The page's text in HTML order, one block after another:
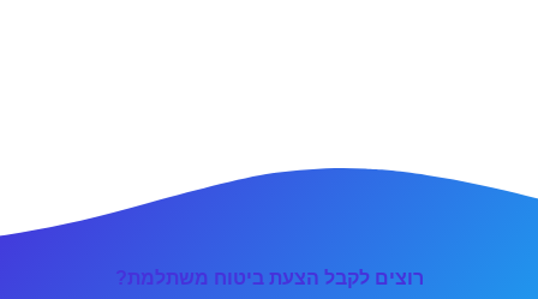
רוצים לקבל הצעת ביטוח משתלמת?